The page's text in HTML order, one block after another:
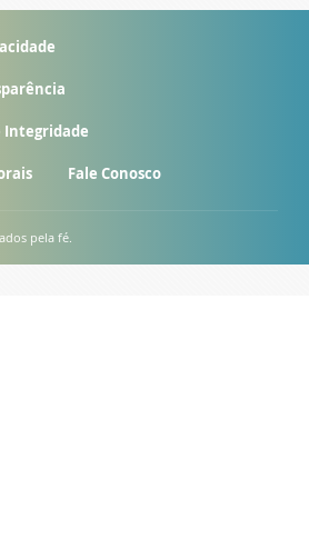
Integridade
Fale Conosco
pela fé.